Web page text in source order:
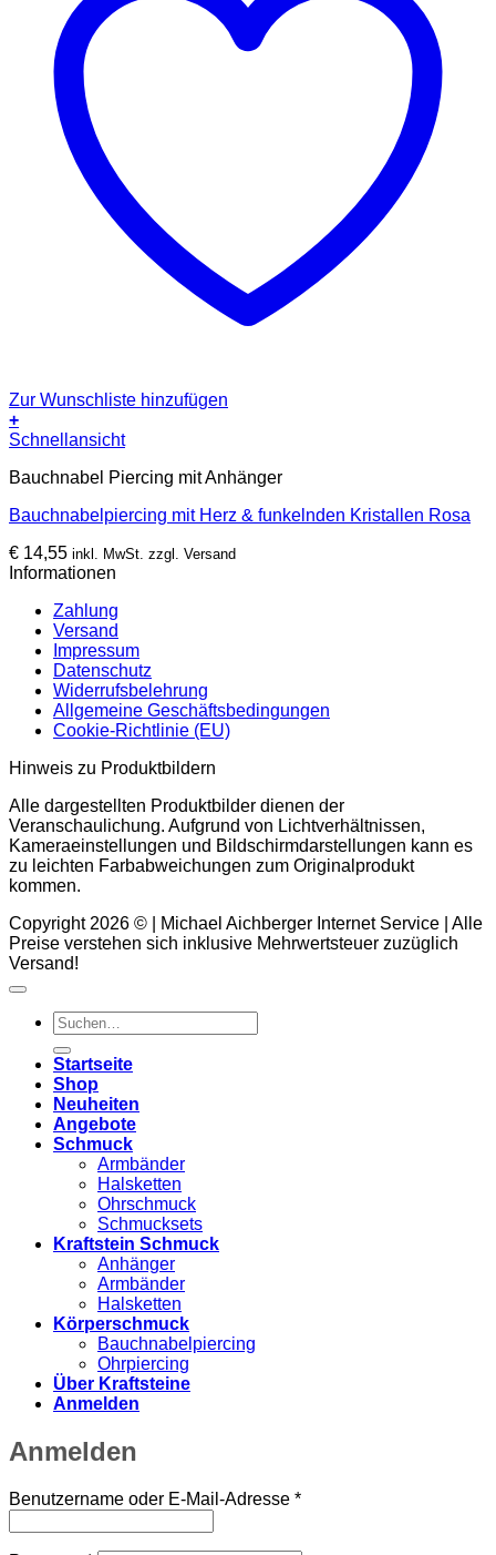
Zur Wunschliste hinzufügen
+
Schnellansicht
Bauchnabel Piercing mit Anhänger
Bauchnabelpiercing mit Herz & funkelnden Kristallen Rosa
€ 14,55 inkl. MwSt. zzgl. Versand
Informationen
Zahlung
Versand
Impressum
Datenschutz
Widerrufsbelehrung
Allgemeine Geschäftsbedingungen
Cookie-Richtlinie (EU)
Hinweis zu Produktbildern
Alle dargestellten Produktbilder dienen der
Veranschaulichung. Aufgrund von Lichtverhältnissen,
Kameraeinstellungen und Bildschirmdarstellungen kann es
zu leichten Farbabweichungen zum Originalprodukt
kommen.
Copyright 2026 © | Michael Aichberger Internet Service | Alle
Preise verstehen sich inklusive Mehrwertsteuer zuzüglich
Versand!
Suchen
nach:
Startseite
Shop
Neuheiten
Angebote
Schmuck
Armbänder
Halsketten
Ohrschmuck
Schmucksets
Kraftstein Schmuck
Anhänger
Armbänder
Halsketten
Körperschmuck
Bauchnabelpiercing
Ohrpiercing
Über Kraftsteine
Anmelden
Anmelden
Benutzername oder E-Mail-Adresse *Erforderlich